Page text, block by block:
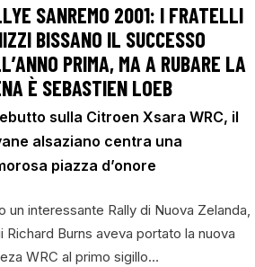
SANREMO 2001: I FRATELLI
BISSANO IL SUCCESSO
PRIMA, MA A RUBARE LA
È SEBASTIEN LOEB
sulla Citroen Xsara WRC, il
alsaziano centra una
piazza d’onore
un interessante Rally di Nuova Zelanda,
Richard Burns aveva portato la nuova
WRC al primo sigillo…